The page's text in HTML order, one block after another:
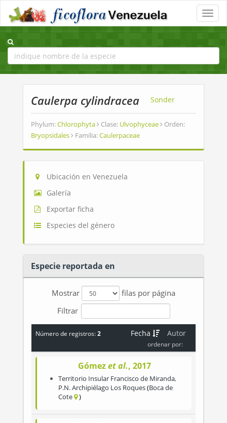
Toggle
Caulerpa cylindracea Sonder
Phylum:Chlorophyta Clase: Ulvophyceae
Orden:
Bryopsidales
Familia:Caulerpaceae
Ubicación en Venezuela
Galería
Exportar ficha
Especies del género
Especie reportada en
Mostrar
filas por página
Filtrar
Número de registros:2 Autor
Fecha
ordenar por:
Gómezet al., 2017
Territorio Insular Francisco de Miranda,
P.N. Archipiélago Los Roques Boca de
Cote